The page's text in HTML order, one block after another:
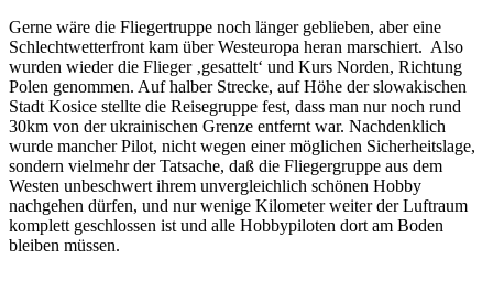
Gerne wäre die Fliegertruppe noch länger geblieben, aber eine
Schlechtwetterfront kam über Westeuropa heran marschiert. Also
wurden wieder die Flieger ‚gesattelt‘ und Kurs Norden, Richtung
Polen genommen. Auf halber Strecke, auf Höhe der slowakischen
Stadt Kosice stellte die Reisegruppe fest, dass man nur noch rund
30km von der ukrainischen Grenze entfernt war. Nachdenklich
wurde mancher Pilot, nicht wegen einer möglichen Sicherheitslage,
sondern vielmehr der Tatsache, daß die Fliegergruppe aus dem
Westen unbeschwert ihrem unvergleichlich schönen Hobby
nachgehen dürfen, und nur wenige Kilometer weiter der Luftraum
komplett geschlossen ist und alle Hobbypiloten dort am Boden
bleiben müssen.